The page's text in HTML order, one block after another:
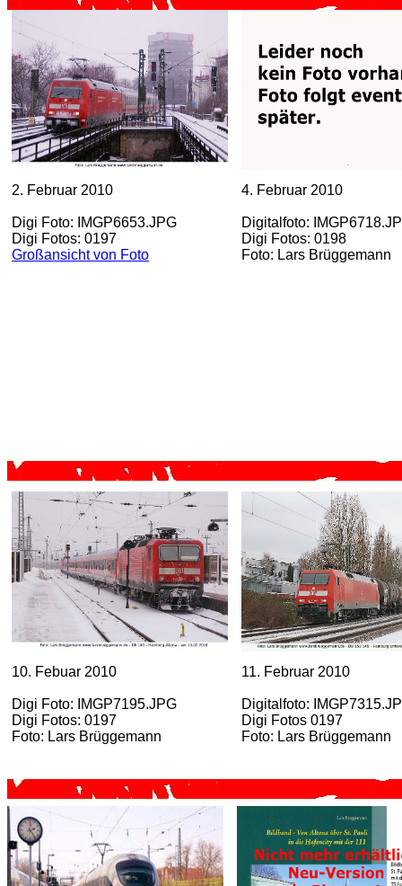
2. Februar 2010
Digi Foto: IMGP6653.JPG
Digi Fotos: 0197
Großansicht von Foto
4. Februar 2010
Digitalfoto:
Digi Fotos: 0198
Foto: Lars Brüggemann
10. Febuar 2010
Digi Foto: IMGP7195.JPG
Digi Fotos: 0197
Foto: Lars Brüggemann
11. Februar 2010
Digitalfoto:
Digi Fotos 0197
Foto: Lars Brüggemann